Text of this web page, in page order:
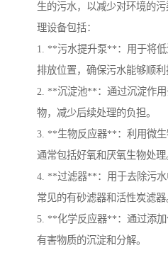
生的污水，以减少对环境的
理设备包括：
1. **污水提升泵**：用于将
排放位置，确保污水能够顺利
2. **沉淀池**：通过沉淀作
物，减少后续处理的负担。
3. **生物反应器**：利用微生
通常包括好氧和厌氧生物处理
4. **过滤器**：用于去除污水
常见的有砂滤器和活性炭滤器
5. **化学反应器**：通过添
有害物质的沉淀和分解。